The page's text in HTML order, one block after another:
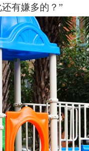
有嫌多的？”